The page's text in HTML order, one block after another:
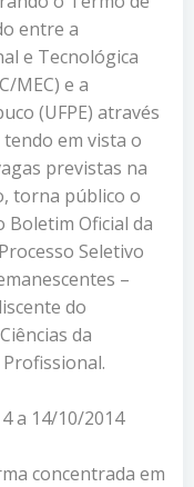
entre a
e Tecnológica
MEC) e a
(UFPE) através
em vista o
previstas na
torna público o
Boletim Oficial da
Seletivo
–
do
da
a 14/10/2014
concentrada em